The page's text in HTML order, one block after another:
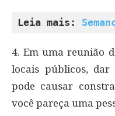
Leia mais:
4. Em uma reunião
locais públicos, dar
pode causar
você pareça uma